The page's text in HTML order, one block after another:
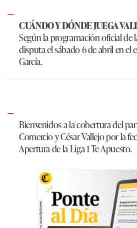
CUÁNDO Y DÓNDE JUEGA
Según la programación oficial de
disputa el sábado 6 de abril en el
García.
Bienvenidos a la cobertura del
Comercio y César Vallejo por la
Apertura de la Liga 1 Te Apuesto.